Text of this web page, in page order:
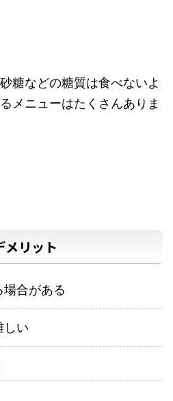
糖などの糖質は食べないよ
メニューはたくさんありま
メリット
合がある
しい